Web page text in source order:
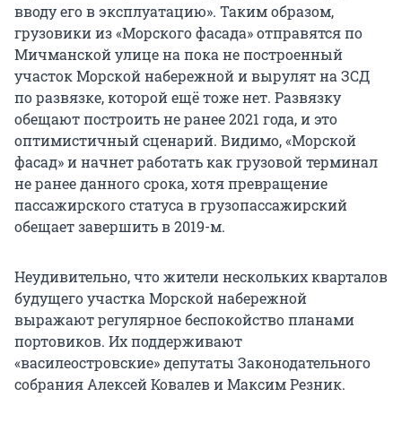
вводу его в эксплуатацию». Таким образом,
грузовики из «Морского фасада» отправятся по
Мичманской улице на пока не построенный
участок Морской набережной и вырулят на ЗСД
по развязке, которой ещё тоже нет. Развязку
обещают построить не ранее 2021 года, и это
оптимистичный сценарий. Видимо, «Морской
фасад» и начнет работать как грузовой терминал
не ранее данного срока, хотя превращение
пассажирского статуса в грузопассажирский
обещает завершить в 2019-м.
Неудивительно, что жители нескольких кварталов
будущего участка Морской набережной
выражают регулярное беспокойство планами
портовиков. Их поддерживают
«василеостровские» депутаты Законодательного
собрания Алексей Ковалев и Максим Резник.